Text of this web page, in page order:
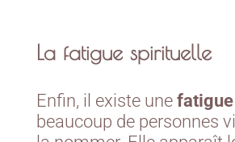
La fatigue spirituelle
Enfin, il existe une
beaucoup de personnes